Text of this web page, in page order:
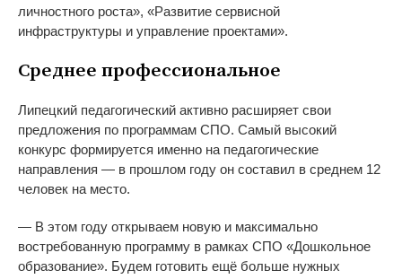
личностного роста», «Развитие сервисной
инфраструктуры и управление проектами».
Среднее профессиональное
Липецкий педагогический активно расширяет свои
предложения по программам СПО. Самый высокий
конкурс формируется именно на педагогические
направления — в прошлом году он составил в среднем 12
человек на место.
— В этом году открываем новую и максимально
востребованную программу в рамках СПО «Дошкольное
образование». Будем готовить ещё больше нужных